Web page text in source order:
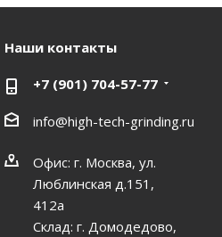
Наши контакты
+7 (901) 704-57-77
info@high-tech-grinding.ru
Офис: г. Москва, ул.
Люблинская д.151,
412a
Склад: г. Домодедово,